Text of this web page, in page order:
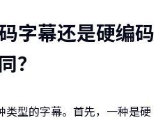
字幕还是硬编码
？
型的字幕。首先，一种是硬